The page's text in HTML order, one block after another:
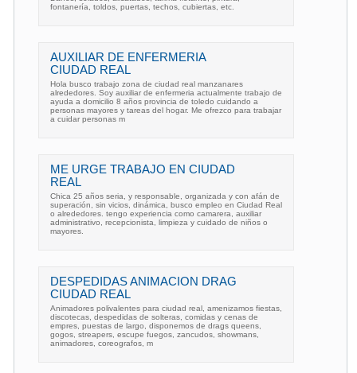
fontanería, toldos, puertas, techos, cubiertas, etc.
AUXILIAR DE ENFERMERIA
CIUDAD REAL
Hola busco trabajo zona de ciudad real manzanares
alrededores. Soy auxiliar de enfermeria actualmente trabajo de
ayuda a domicilio 8 años provincia de toledo cuidando a
personas mayores y tareas del hogar. Me ofrezco para trabajar
a cuidar personas m
ME URGE TRABAJO EN CIUDAD
REAL
Chica 25 años seria, y responsable, organizada y con afán de
superación, sin vicios, dinámica, busco empleo en Ciudad Real
o alrededores. tengo experiencia como camarera, auxiliar
administrativo, recepcionista, limpieza y cuidado de niños o
mayores.
DESPEDIDAS ANIMACION DRAG
CIUDAD REAL
Animadores polivalentes para ciudad real, amenizamos fiestas,
discotecas, despedidas de solteras, comidas y cenas de
empres, puestas de largo, disponemos de drags queens,
gogos, streapers, escupe fuegos, zancudos, showmans,
animadores, coreografos, m